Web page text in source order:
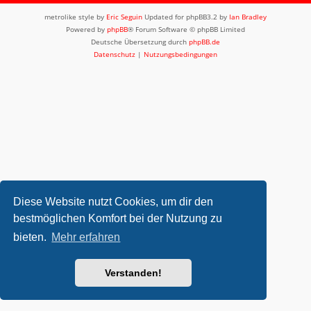
Diese Website nutzt Cookies, um dir den
bestmöglichen Komfort bei der Nutzung zu
bieten. Mehr erfahren
Verstanden!
metrolike style by Eric Seguin Updated for phpBB3.2 by Ian Bradley
Powered by phpBB® Forum Software © phpBB Limited
Deutsche Übersetzung durch phpBB.de
Datenschutz | Nutzungsbedingungen